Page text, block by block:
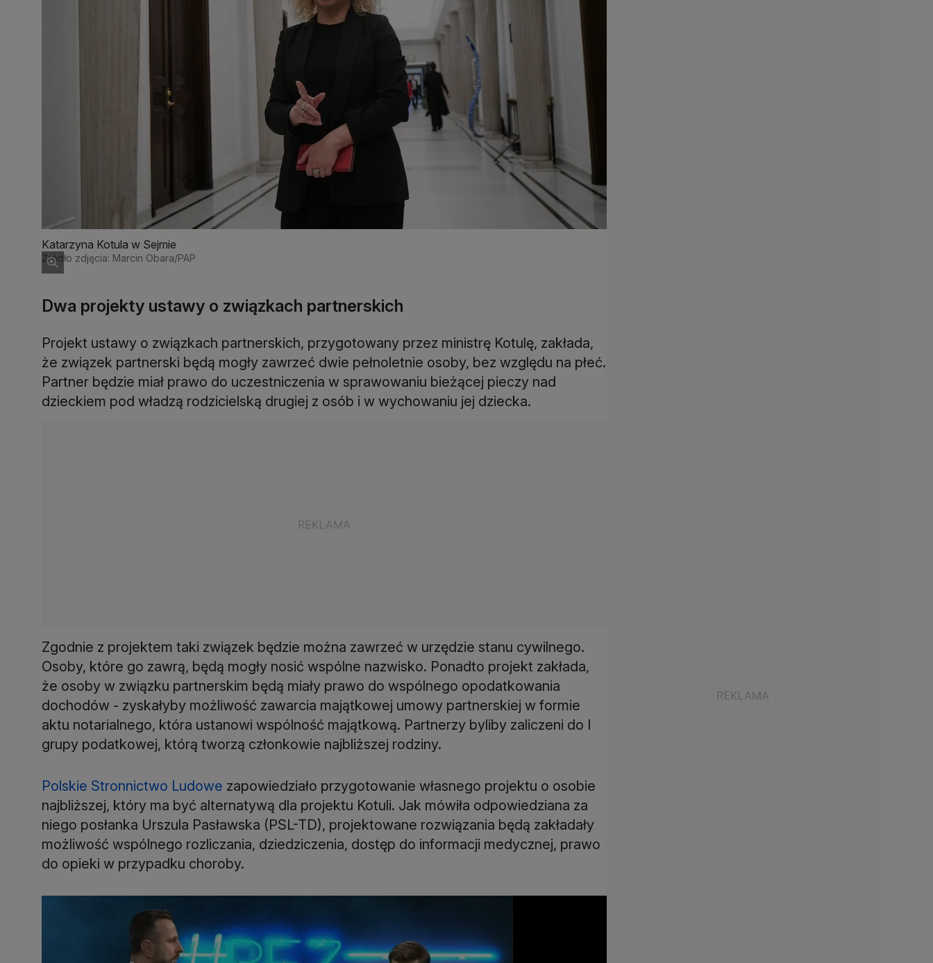
Katarzyna Kotula w Sejmie
Źródło zdjęcia: Marcin Obara/PAP
Dwa projekty ustawy o związkach partnerskich
Projekt ustawy o związkach partnerskich, przygotowany przez ministrę Kotulę, zakłada,
że związek partnerski będą mogły zawrzeć dwie pełnoletnie osoby, bez względu na płeć.
Partner będzie miał prawo do uczestniczenia w sprawowaniu bieżącej pieczy nad
dzieckiem pod władzą rodzicielską drugiej z osób i w wychowaniu jej dziecka.
Zgodnie z projektem taki związek będzie można zawrzeć w urzędzie stanu cywilnego.
Osoby, które go zawrą, będą mogły nosić wspólne nazwisko. Ponadto projekt zakłada,
że osoby w związku partnerskim będą miały prawo do wspólnego opodatkowania
dochodów - zyskałyby możliwość zawarcia majątkowej umowy partnerskiej w formie
aktu notarialnego, która ustanowi wspólność majątkową. Partnerzy byliby zaliczeni do I
grupy podatkowej, którą tworzą członkowie najbliższej rodziny.
Polskie Stronnictwo Ludowe zapowiedziało przygotowanie własnego projektu o osobie
najbliższej, który ma być alternatywą dla projektu Kotuli. Jak mówiła odpowiedziana za
niego posłanka Urszula Pasławska (PSL-TD), projektowane rozwiązania będą zakładały
możliwość wspólnego rozliczania, dziedziczenia, dostęp do informacji medycznej, prawo
do opieki w przypadku choroby.